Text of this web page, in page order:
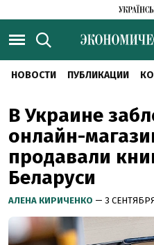
НОВОСТИ ПУБЛИКАЦИИ
В Украине
онлайн-
продавали
Беларуси
АЛЕНА КИРИЧЕНКО — 3